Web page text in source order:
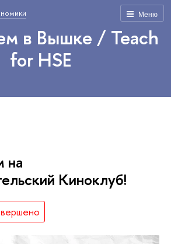
Меню
в Вышке / Teach
for HSE
на
Киноклуб!